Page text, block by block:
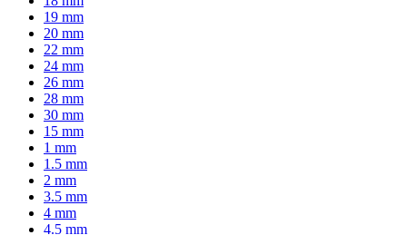
19 mm
20 mm
22 mm
24 mm
26 mm
28 mm
30 mm
15 mm
1 mm
1.5 mm
2 mm
3.5 mm
4 mm
4.5 mm